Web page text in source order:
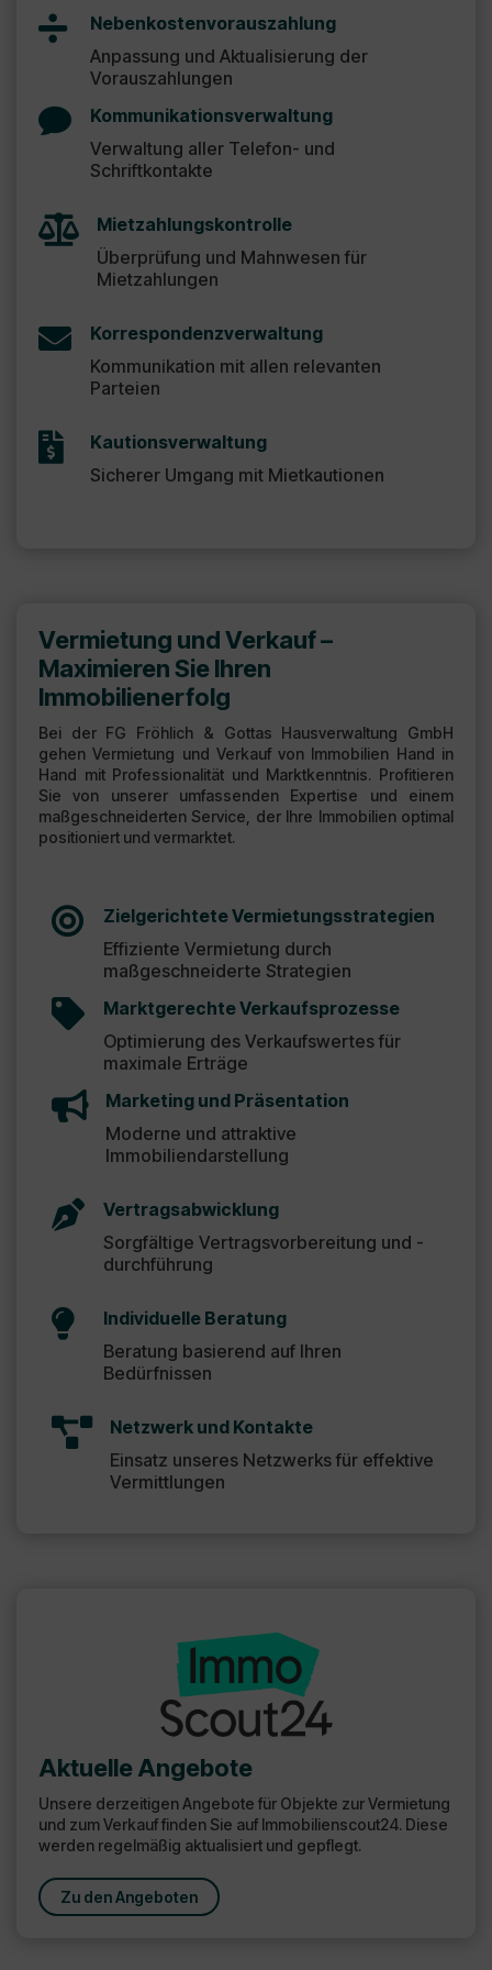

Nebenkostenvorauszahlung
Anpassung und Aktualisierung der
Vorauszahlungen

Kommunikationsverwaltung
Verwaltung aller Telefon- und
Schriftkontakte

Mietzahlungskontrolle
Überprüfung und Mahnwesen für
Mietzahlungen

Korrespondenzverwaltung
Kommunikation mit allen relevanten
Parteien

Kautionsverwaltung
Sicherer Umgang mit Mietkautionen
Vermietung und Verkauf –
Maximieren Sie Ihren
Immobilienerfolg
Bei der FG Fröhlich & Gottas Hausverwaltung GmbH
gehen Vermietung und Verkauf von Immobilien Hand in
Hand mit Professionalität und Marktkenntnis. Profitieren
Sie von unserer umfassenden Expertise und einem
maßgeschneiderten Service, der Ihre Immobilien optimal
positioniert und vermarktet.

Zielgerichtete Vermietungsstrategien
Effiziente Vermietung durch
maßgeschneiderte Strategien

Marktgerechte Verkaufsprozesse
Optimierung des Verkaufswertes für
maximale Erträge

Marketing und Präsentation
Moderne und attraktive
Immobiliendarstellung

Vertragsabwicklung
Sorgfältige Vertragsvorbereitung und -
durchführung

Individuelle Beratung
Beratung basierend auf Ihren
Bedürfnissen

Netzwerk und Kontakte
Einsatz unseres Netzwerks für effektive
Vermittlungen
Aktuelle Angebote
Unsere derzeitigen Angebote für Objekte zur Vermietung
und zum Verkauf finden Sie auf Immobilienscout24. Diese
werden regelmäßig aktualisiert und gepflegt.
Zu den Angeboten